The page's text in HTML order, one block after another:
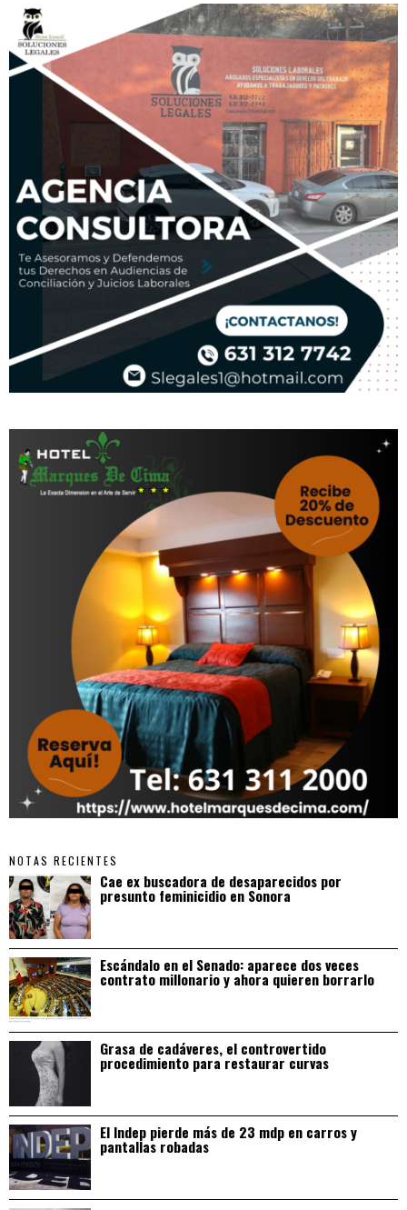
NOTAS RECIENTES
Cae ex buscadora de desaparecidos por
presunto feminicidio en Sonora
Escándalo en el Senado: aparece dos veces
contrato millonario y ahora quieren borrarlo
Grasa de cadáveres, el controvertido
procedimiento para restaurar curvas
El Indep pierde más de 23 mdp en carros y
pantallas robadas